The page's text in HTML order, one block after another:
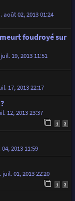
août 02, 2013 01:24
foudroyé sur
19, 2013 11:51
17, 2013 22:17
12, 2013 23:37
1 2
2013 11:59
juil. 01, 2013 22:20
1 2